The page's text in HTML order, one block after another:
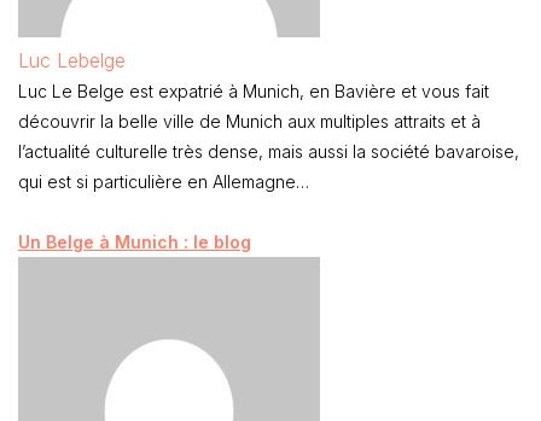
Luc Lebelge
Luc Le Belge est expatrié à Munich, en Bavière et vous fait
découvrir la belle ville de Munich aux multiples attraits et à
l’actualité culturelle très dense, mais aussi la société bavaroise,
qui est si particulière en Allemagne…
Un Belge à Munich : le blog